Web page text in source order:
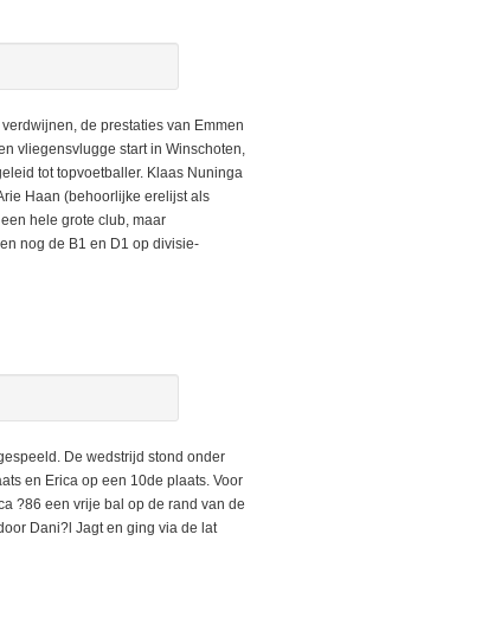
de prestaties van Emmen
vliegensvlugge start in Winschoten,
tot topvoetballer. Klaas Nuninga
Haan (behoorlijke erelijst als
hele grote club, maar
nog de B1 en D1 op divisie-
De wedstrijd stond onder
en Erica op een 10de plaats. Voor
?86 een vrije bal op de rand van de
Dani?l Jagt en ging via de lat